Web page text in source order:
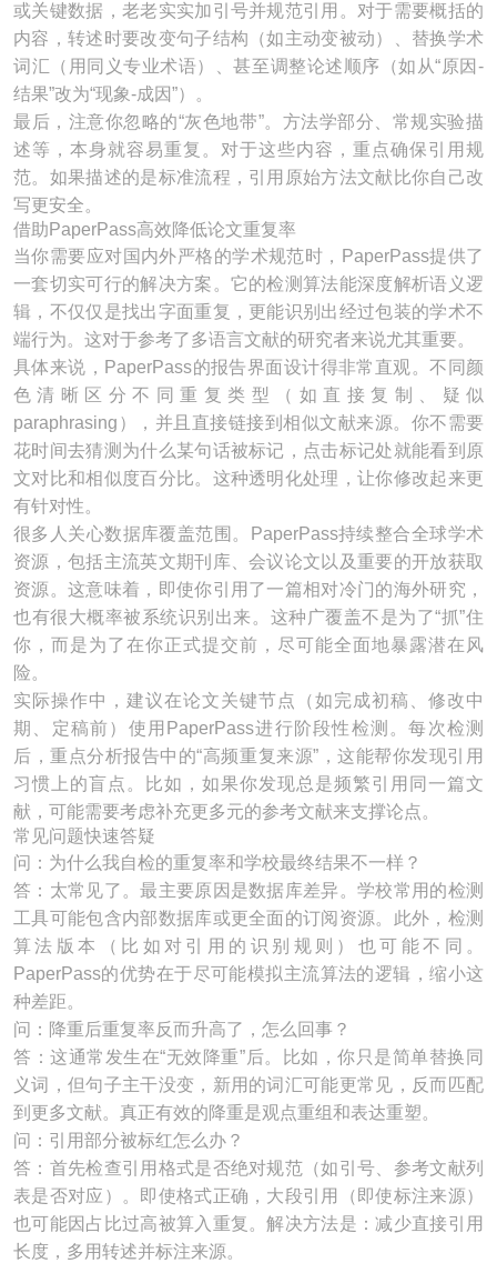
或关键数据，老老实实加引号并规范引用。对于需要概括的
内容，转述时要改变句子结构（如主动变被动）、替换学术
词汇（用同义专业术语）、甚至调整论述顺序（如从“原因-
结果”改为“现象-成因”）。
最后，注意你忽略的“灰色地带”。方法学部分、常规实验描
述等，本身就容易重复。对于这些内容，重点确保引用规
范。如果描述的是标准流程，引用原始方法文献比你自己改
写更安全。
借助PaperPass高效降低论文重复率
当你需要应对国内外严格的学术规范时，PaperPass提供了
一套切实可行的解决方案。它的检测算法能深度解析语义逻
辑，不仅仅是找出字面重复，更能识别出经过包装的学术不
端行为。这对于参考了多语言文献的研究者来说尤其重要。
具体来说，PaperPass的报告界面设计得非常直观。不同颜
色清晰区分不同重复类型（如直接复制、疑似
paraphrasing），并且直接链接到相似文献来源。你不需要
花时间去猜测为什么某句话被标记，点击标记处就能看到原
文对比和相似度百分比。这种透明化处理，让你修改起来更
有针对性。
很多人关心数据库覆盖范围。PaperPass持续整合全球学术
资源，包括主流英文期刊库、会议论文以及重要的开放获取
资源。这意味着，即使你引用了一篇相对冷门的海外研究，
也有很大概率被系统识别出来。这种广覆盖不是为了“抓”住
你，而是为了在你正式提交前，尽可能全面地暴露潜在风
险。
实际操作中，建议在论文关键节点（如完成初稿、修改中
期、定稿前）使用PaperPass进行阶段性检测。每次检测
后，重点分析报告中的“高频重复来源”，这能帮你发现引用
习惯上的盲点。比如，如果你发现总是频繁引用同一篇文
献，可能需要考虑补充更多元的参考文献来支撑论点。
常见问题快速答疑
问：为什么我自检的重复率和学校最终结果不一样？
答：太常见了。最主要原因是数据库差异。学校常用的检测
工具可能包含内部数据库或更全面的订阅资源。此外，检测
算法版本（比如对引用的识别规则）也可能不同。
PaperPass的优势在于尽可能模拟主流算法的逻辑，缩小这
种差距。
问：降重后重复率反而升高了，怎么回事？
答：这通常发生在“无效降重”后。比如，你只是简单替换同
义词，但句子主干没变，新用的词汇可能更常见，反而匹配
到更多文献。真正有效的降重是观点重组和表达重塑。
问：引用部分被标红怎么办？
答：首先检查引用格式是否绝对规范（如引号、参考文献列
表是否对应）。即使格式正确，大段引用（即使标注来源）
也可能因占比过高被算入重复。解决方法是：减少直接引用
长度，多用转述并标注来源。